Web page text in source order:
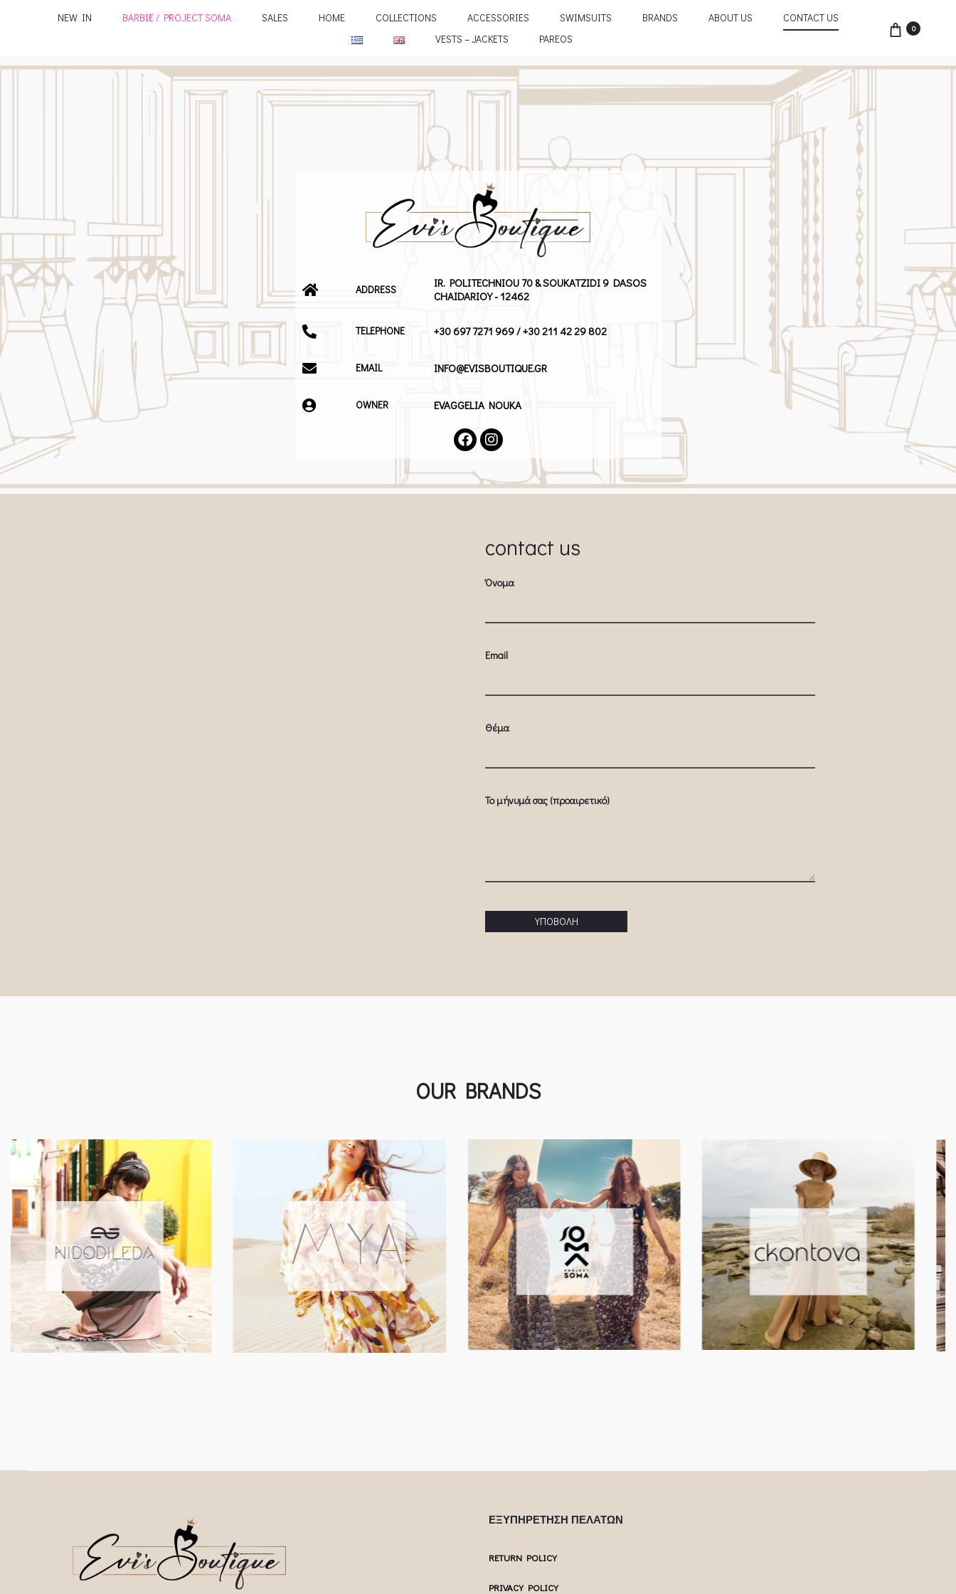
NEW IN BARBIE / PROJECT SOMA SALES HOME COLLECTIONS ACCESSORIES SWIMSUITS BRANDS ABOUT US
CONTACT US
VESTS – JACKETS
PAREOS
0
ADDRESS
IR. POLITECHNIOU 70 & SOUKATZIDI 9 DASOS
CHAIDARIOY - 12462
TELEPHONE +30 697 7271 969 / +30 211 42 29 802
EMAIL INFO@EVISBOUTIQUE.GR
OWNER EVAGGELIA NOUKA
contact us
Όνομα
Email
Θέμα
Το μήνυμά σας (προαιρετικό)
OUR BRANDS
ΕΞΥΠΗΡΕΤΗΣΗ ΠΕΛΑΤΩΝ
RETURN POLICY
PRIVACY POLICY